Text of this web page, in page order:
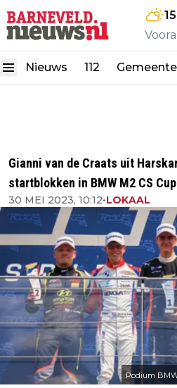
15
Nieuws 112 Gemeente
Gianni van de Craats uit
startblokken in BMW M2 CS Cup
30 MEI 2023, 10:12•LOKAAL
Podium